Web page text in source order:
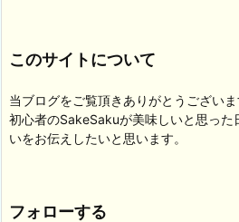
このサイトについて
当ブログをご覧頂きありがとうござい
初心者のSakeSakuが美味しいと思った
いをお伝えしたいと思います。
フォローする